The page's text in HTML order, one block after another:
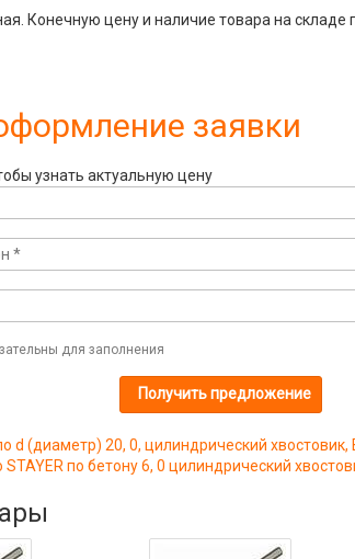
Конечную цену и наличие товара на складе
заявки
узнать актуальную цену
для заполнения
d (диаметр) 20, 0, цилиндрический хвостовик,
STAYER по бетону 6, 0 цилиндрический